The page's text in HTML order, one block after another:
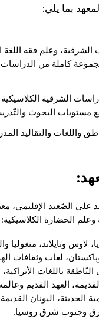
بما يلي:
وعلم فقه اللغة
كاملة من الدراسات
الشرقية الكلاسيكية
مستويات البحوث
واللغات والتقاليد
الصّعيد الإقليمي،
الحضارة الكلاسيكية:
لاوس وتايلاند، منغوليا
لغات وثقافات
باللغات
القديمة، العهد القديم
الحديثة، اليونان
وجنوب شرق روسيا.